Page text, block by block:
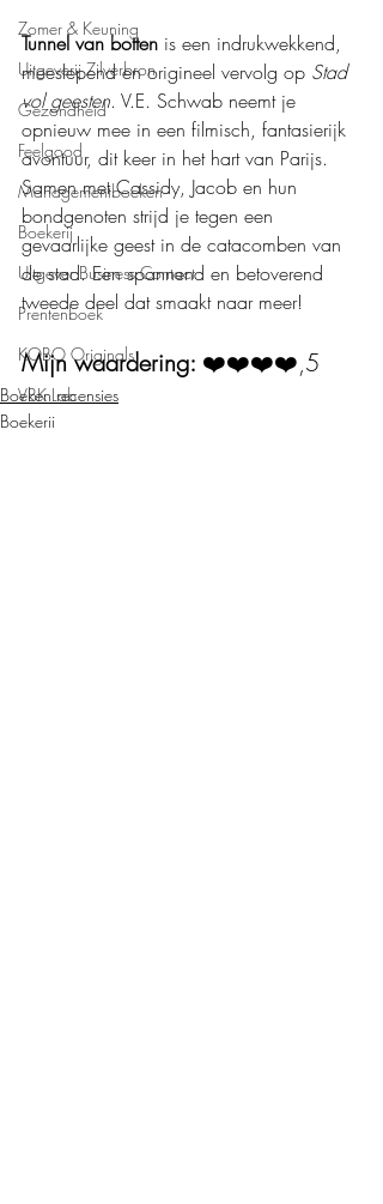
Zomer & Keuning
Uitgeverij Zilverbron
Gezondheid
Feelgood
Managementboeken
Boekerij
Uitgever Business Contact
Prentenboek
KOBO Originals
VBK Lab
Loft Books
Tunnel van botten is een indrukwekkend,
meeslepend en origineel vervolg op Stad
vol geesten. V.E. Schwab neemt je
opnieuw mee in een filmisch, fantasierijk
avontuur, dit keer in het hart van Parijs.
Samen met Cassidy, Jacob en hun
bondgenoten strijd je tegen een
gevaarlijke geest in de catacomben van
de stad. Een spannend en betoverend
tweede deel dat smaakt naar meer!
Mijn waardering: ❤️❤️❤️❤️,5
Boeken recensies
Boekerij